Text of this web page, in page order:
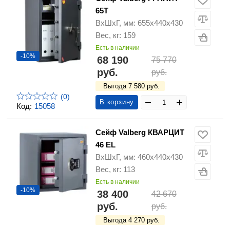
Код: 15058
-10%
(0)
65Т
ВхШхГ, мм: 655х440х430
Вес, кг: 159
Есть в наличии
68 190
руб.
75 770
руб.
Выгода 7 580 руб.
В корзину
-10%
Сейф Valberg КВАРЦИТ
46 EL
ВхШхГ, мм: 460х440х430
Вес, кг: 113
Есть в наличии
38 400
руб.
42 670
руб.
Выгода 4 270 руб.